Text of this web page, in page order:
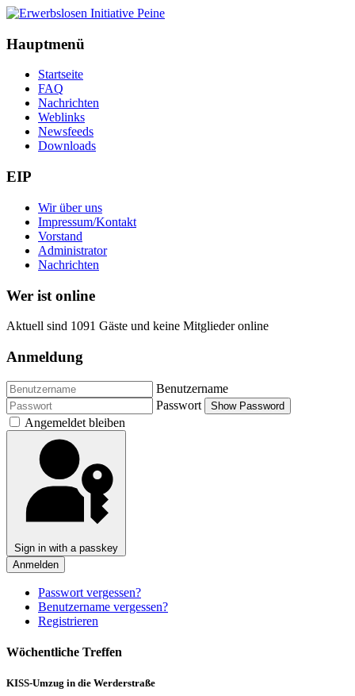
Hauptmenü
Startseite
FAQ
Nachrichten
Weblinks
Newsfeeds
Downloads
EIP
Wir über uns
Impressum/Kontakt
Vorstand
Administrator
Nachrichten
Wer ist online
Aktuell sind 1091 Gäste und keine Mitglieder online
Anmeldung
Benutzername
Passwort
Show Password
Angemeldet bleiben
Sign in with a passkey
Anmelden
Passwort vergessen?
Benutzername vergessen?
Registrieren
Wöchentliche Treffen
KISS-Umzug in die Werderstraße